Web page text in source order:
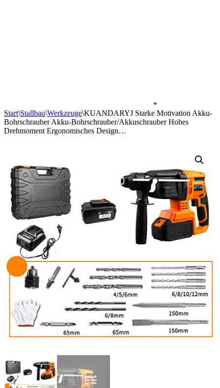
*
Start\Stallbau\Werkzeuge\KUANDARYJ Starke Motivation Akku-
Bohrschrauber Akku-Bohrschrauber/Akkuschrauber Hohes
Drehmoment Ergonomisches Design…